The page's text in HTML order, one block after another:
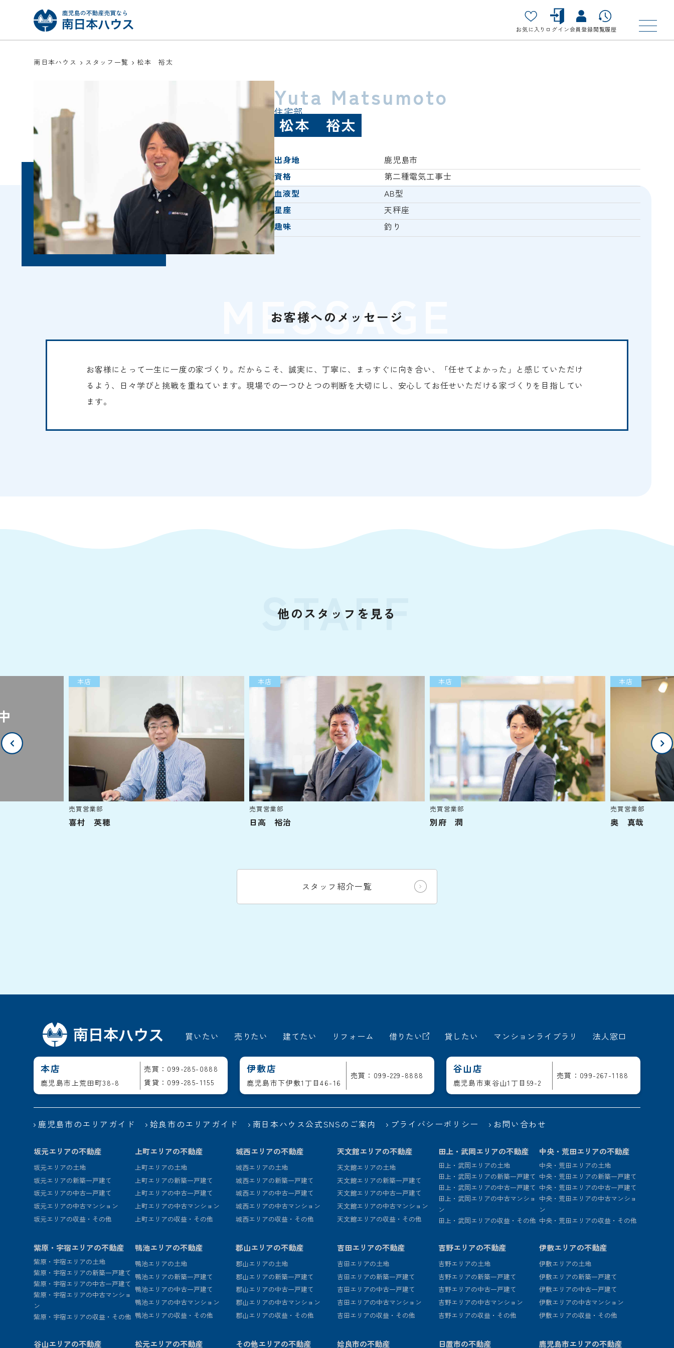
お気に入り ログイン会員登録閲覧履歴
南日本ハウス スタッフ一覧 松本 裕太
Yuta Matsumoto
住宅部
松本 裕太
出身地
鹿児島市
資格
第二種電気工事士
血液型
AB型
星座
天秤座
趣味
釣り
MESSAGE
お客様へのメッセージ
お客様にとって一生に一度の家づくり。だからこそ、誠実に、丁寧に、まっすぐに向き合い、「任せてよかった」と感じていただけ
るよう、日々学びと挑戦を重ねています。現場での一つひとつの判断を大切にし、安心してお任せいただける家づくりを目指してい
ます。
STAFF
他のスタッフを見る
本店 本店
スタッフ紹介一覧
買いたい 売りたい 建てたい リフォーム 借りたい 貸したい マンションライブラリ 法人窓口
本店
鹿児島市上荒田町38-8
売買：099-285-0888
賃貸：099-285-1155
伊敷店
鹿児島市下伊敷1丁目46-16
売買：099-229-8888
谷山店
鹿児島市東谷山1丁目59-2
売買：099-267-1188
鹿児島市のエリアガイド 姶良市のエリアガイド 南日本ハウス公式SNSのご案内 プライバシーポリシー お問い合わせ
坂元エリアの不動産
坂元エリアの土地
坂元エリアの新築一戸建て
坂元エリアの中古一戸建て
坂元エリアの中古マンション
坂元エリアの収益・その他
上町エリアの不動産
上町エリアの土地
上町エリアの新築一戸建て
上町エリアの中古一戸建て
上町エリアの中古マンション
上町エリアの収益・その他
城西エリアの不動産
城西エリアの土地
城西エリアの新築一戸建て
城西エリアの中古一戸建て
城西エリアの中古マンション
城西エリアの収益・その他
天文館エリアの不動産
天文館エリアの土地
天文館エリアの新築一戸建て
天文館エリアの中古一戸建て
天文館エリアの中古マンション
天文館エリアの収益・その他
田上・武岡エリアの不動産
田上・武岡エリアの土地
田上・武岡エリアの新築一戸建て
田上・武岡エリアの中古一戸建て
田上・武岡エリアの中古マンショ
ン
田上・武岡エリアの収益・その他
中央・荒田エリアの不動産
中央・荒田エリアの土地
中央・荒田エリアの新築一戸建て
中央・荒田エリアの中古一戸建て
中央・荒田エリアの中古マンショ
ン
中央・荒田エリアの収益・その他
紫原・宇宿エリアの不動産
紫原・宇宿エリアの土地
紫原・宇宿エリアの新築一戸建て
紫原・宇宿エリアの中古一戸建て
紫原・宇宿エリアの中古マンショ
ン
紫原・宇宿エリアの収益・その他
鴨池エリアの不動産
鴨池エリアの土地
鴨池エリアの新築一戸建て
鴨池エリアの中古一戸建て
鴨池エリアの中古マンション
鴨池エリアの収益・その他
郡山エリアの不動産
郡山エリアの土地
郡山エリアの新築一戸建て
郡山エリアの中古一戸建て
郡山エリアの中古マンション
郡山エリアの収益・その他
吉田エリアの不動産
吉田エリアの土地
吉田エリアの新築一戸建て
吉田エリアの中古一戸建て
吉田エリアの中古マンション
吉田エリアの収益・その他
吉野エリアの不動産
吉野エリアの土地
吉野エリアの新築一戸建て
吉野エリアの中古一戸建て
吉野エリアの中古マンション
吉野エリアの収益・その他
伊敷エリアの不動産
伊敷エリアの土地
伊敷エリアの新築一戸建て
伊敷エリアの中古一戸建て
伊敷エリアの中古マンション
伊敷エリアの収益・その他
谷山エリアの不動産 松元エリアの不動産 その他エリアの不動産 姶良市の不動産 日置市の不動産 鹿児島市エリアの不動産